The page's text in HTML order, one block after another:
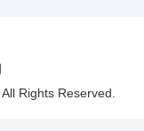
Rights Reserved.